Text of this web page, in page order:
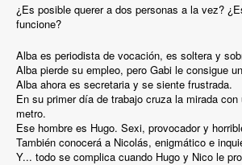
¿Es posible querer a dos personas a la vez?
funcione?
Alba es periodista de vocación, es soltera y
Alba pierde su empleo, pero Gabi le consigue
Alba ahora es secretaria y se siente frustrada.
En su primer día de trabajo cruza la mirada con
metro.
Ese hombre es Hugo. Sexi, provocador y
También conocerá a Nicolás, enigmático e
Y... todo se complica cuando Hugo y Nico le